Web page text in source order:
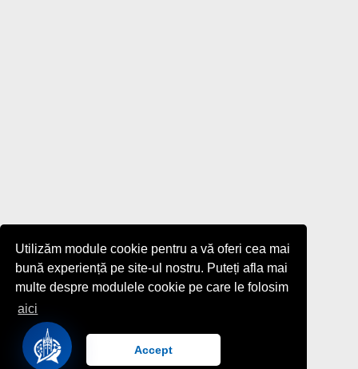
Utilizăm module cookie pentru a vă oferi cea mai
bună experiență pe site-ul nostru. Puteți afla mai
multe despre modulele cookie pe care le folosim
aici
Accept